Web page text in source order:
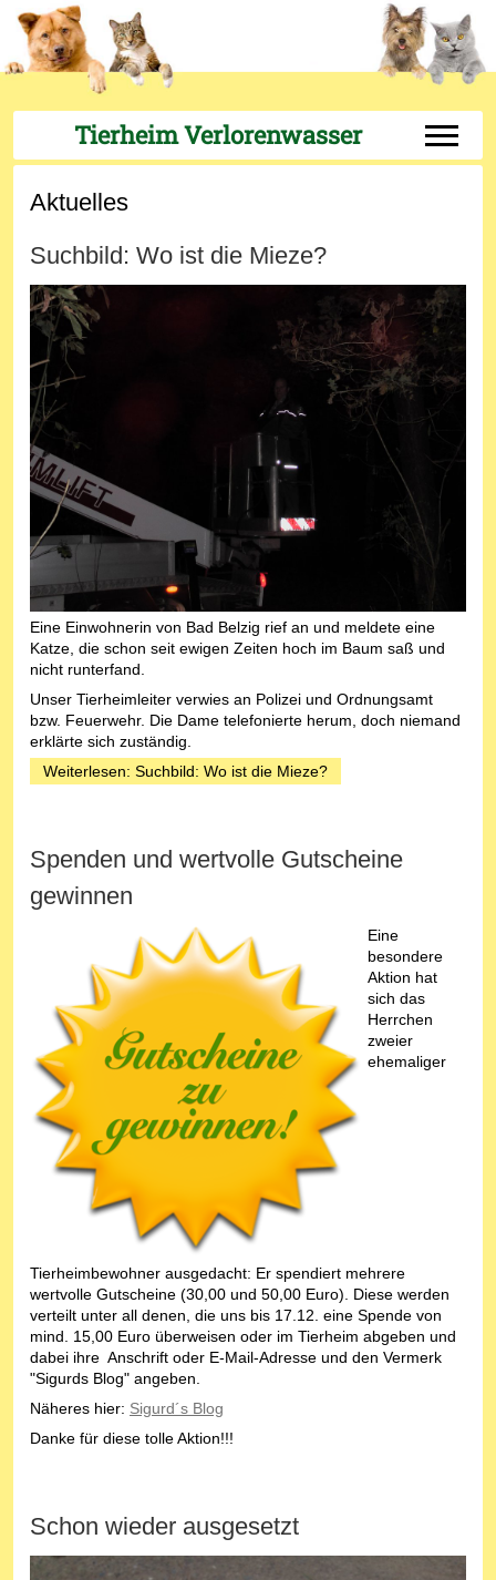
Tierheim Verlorenwasser Off-
Aktuelles
Suchbild: Wo ist die Mieze?
Eine Einwohnerin von Bad Belzig rief an und meldete eine
Katze, die schon seit ewigen Zeiten hoch im Baum saß und
nicht runterfand.
Unser Tierheimleiter verwies an Polizei und Ordnungsamt
bzw. Feuerwehr. Die Dame telefonierte herum, doch niemand
erklärte sich zuständig.
Weiterlesen: Suchbild: Wo ist die Mieze?
Spenden und wertvolle Gutscheine
gewinnen
Eine
besondere
Aktion hat
sich das
Herrchen
zweier
ehemaliger
Tierheimbewohner ausgedacht: Er spendiert mehrere
wertvolle Gutscheine (30,00 und 50,00 Euro). Diese werden
verteilt unter all denen, die uns bis 17.12. eine Spende von
mind. 15,00 Euro überweisen oder im Tierheim abgeben und
dabei ihre Anschrift oder E-Mail-Adresse und den Vermerk
"Sigurds Blog" angeben.
Näheres hier: Sigurd´s Blog
Danke für diese tolle Aktion!!!
Schon wieder ausgesetzt